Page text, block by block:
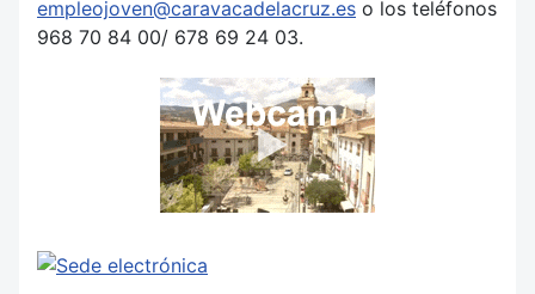
empleojoven@caravacadelacruz.es o los teléfonos
968 70 84 00/ 678 69 24 03.